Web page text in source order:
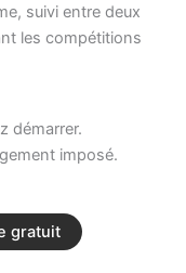
suivi entre deux
les compétitions
démarrer.
imposé.
gratuit